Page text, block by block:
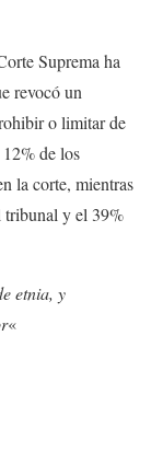
Suprema ha
revocó un
o limitar de
de los
la corte, mientras
tribunal y el 39%
etnia, y
«